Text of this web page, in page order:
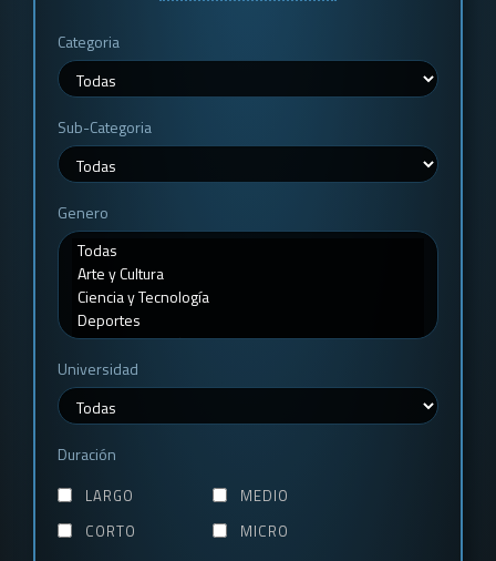
Categoria
Sub-Categoria
Genero
Universidad
Duración
LARGO
MEDIO
CORTO
MICRO